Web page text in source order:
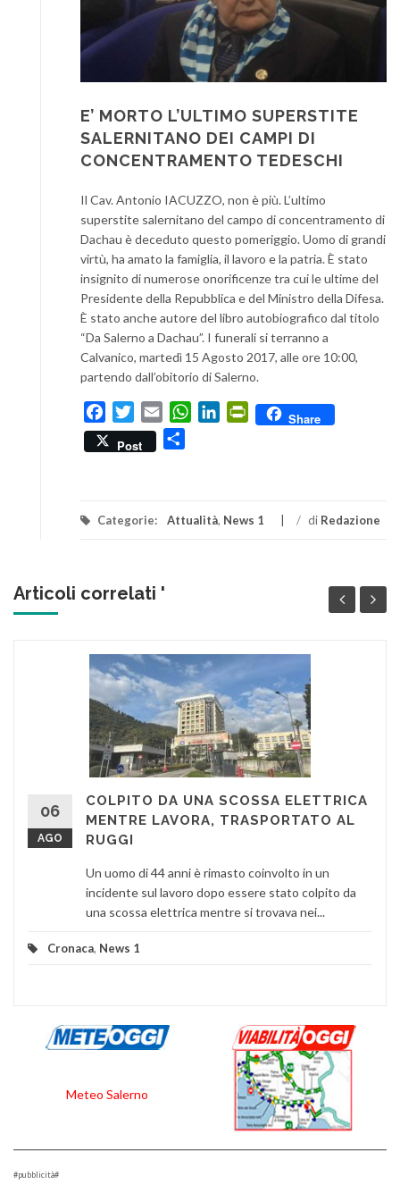
E’ MORTO L’ULTIMO SUPERSTITE
SALERNITANO DEI CAMPI DI
CONCENTRAMENTO TEDESCHI
Il Cav. Antonio IACUZZO, non è più. L’ultimo
superstite salernitano del campo di concentramento di
Dachau è deceduto questo pomeriggio. Uomo di grandi
virtù, ha amato la famiglia, il lavoro e la patria. È stato
insignito di numerose onorificenze tra cui le ultime del
Presidente della Repubblica e del Ministro della Difesa.
È stato anche autore del libro autobiografico dal titolo
“Da Salerno a Dachau”. I funerali si terranno a
Calvanico, martedì 15 Agosto 2017, alle ore 10:00,
partendo dall’obitorio di Salerno.
FacebookTwitterEmail WhatsApp
LinkedInPrintFriendly
Share
Post
Categorie: Attualità, News 1 / di Redazione
Articoli correlati '
06
AGO
COLPITO DA UNA SCOSSA ELETTRICA
MENTRE LAVORA, TRASPORTATO AL
RUGGI
Un uomo di 44 anni è rimasto coinvolto in un
incidente sul lavoro dopo essere stato colpito da
una scossa elettrica mentre si trovava nei...
Cronaca, News 1
Meteo Salerno
#pubblicità#